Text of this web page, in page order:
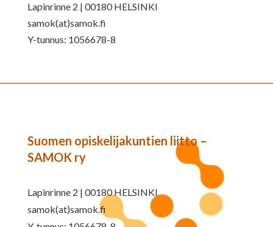
Lapinrinne 2 | 00180 HELSINKI
samok(at)samok.fi
Y-tunnus: 1056678-8
Suomen opiskelijakuntien liitto –
SAMOK ry
Lapinrinne 2 | 00180 HELSINKI
samok(at)samok.fi